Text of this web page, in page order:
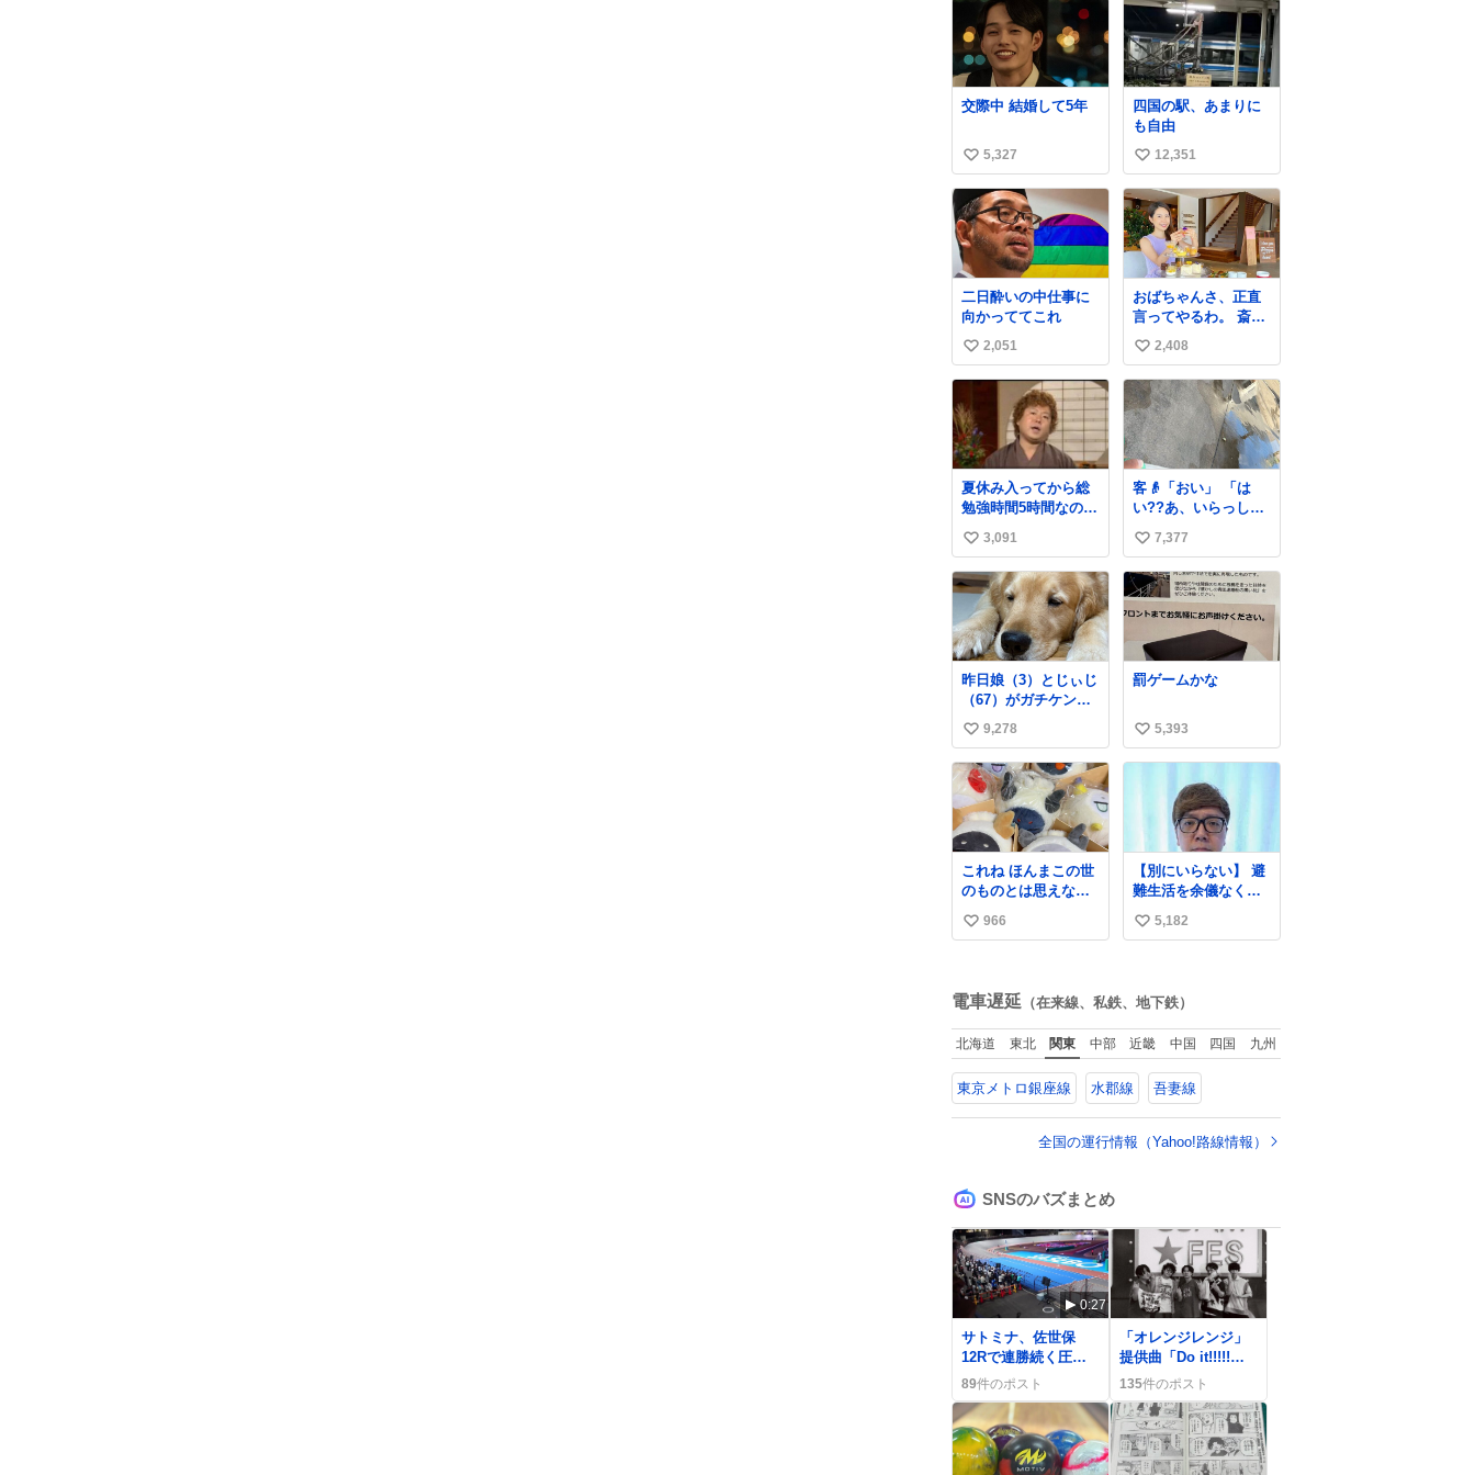
交際中 結婚して5年
い
い
ね
数
5,327
四国の駅、あまりに
も自由
い
い
ね
数
12,351
二日酔いの中仕事に
向かっててこれ
い
い
ね
数
2,051
おばちゃんさ、正直
言ってやるわ。 斎藤
元彦と関わった事で
アンタはこれか先キ
ラキラ輝けないん
よ、残念ながら。 #
折田楓 #merchu
い
い
ね
数
2,408
夏休み入ってから総
勉強時間5時間なのに
明後日京大オープン
で今これ
い
い
ね
数
3,091
客👴「おい」 「は
い??あ、いらっしゃ
いませ」 👴「さっき
からずっと水出しっ
ぱなしでもったいな
いだろ」 「静電気を
逃がし、熱くなった
地面の温度を下げ、
引火事故の防止の為
必要な作業です」 👴
「水不足の昨今にも
るな!!」 それでは歌
います、聞いてくだ
さい 「井戸水」
い
い
ね
数
7,377
昨日娘（3）とじぃじ
（67）がガチケンカ
してて修羅場だった
んだけど、ふぉるて
は可能な限り平たく
なってました。犬が1
番空気読める。
い
い
ね
数
9,278
罰ゲームかな
い
い
5,393
これね ほんまこの世
のものとは思えない
くらい臭いの マジ
で、死ぬほど、臭い
けど
い
数
966
【別にいらない】 避
難生活を余儀なくさ
れている子どもたち
のためにヒカキンボ
い
数
5,182
電車遅延 （在来線、私鉄、地下鉄）
北海道 東北 関東 中部 近畿 中国 四国 九州
東京メトロ銀座線 水郡線 吾妻線
全国の運行情報（Yahoo!路線情報）
SNSのバズまとめ
0:27
サトミナ、佐世保
12Rで連勝続く圧
勝 圧倒的走りにフ
ァン歓喜の声
89件のポスト
「オレンジレンジ」
提供曲「Do it!!!!!」
がMステで話題に、
ファンは「最高」歓
喜
135件のポスト